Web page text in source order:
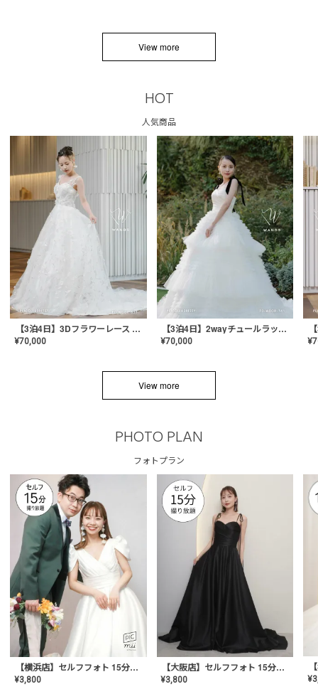
View more
HOT
人気商品
【3泊4日】3Dフラワーレース ドレス〈PD-WDOR-331〉
¥70,000
【3泊4日】2wayチュールラッフルドレス〈PD-WDOR-341RTL〉
¥70,000 ¥
View more
PHOTO PLAN
フォトプラン
【横浜店】セルフフォト 15分撮り放題プラン
¥3,800
【大阪店】セルフフォト 15分撮り放題プラン
¥3,800 ¥